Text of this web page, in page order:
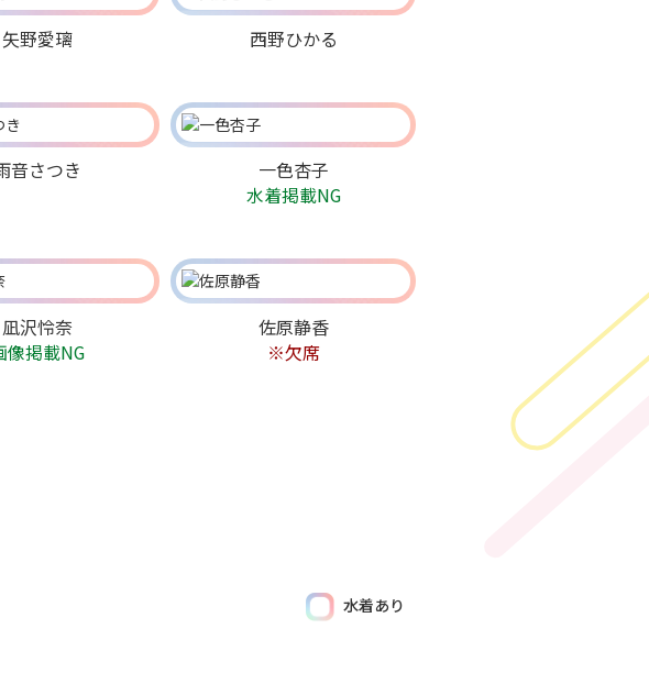
矢野愛璃 西野ひかる
音さつき
一色杏子
水着掲載NG
凪沢怜奈
像掲載NG
佐原静香
※欠席
水着あり